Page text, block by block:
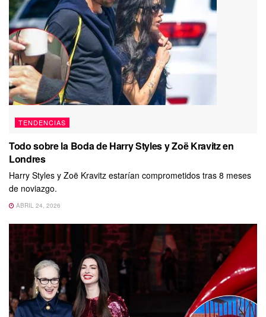
TENDENCIAS
Todo sobre la Boda de Harry Styles y Zoë Kravitz en
Londres
Harry Styles y Zoë Kravitz estarían comprometidos tras 8 meses
de noviazgo.
ABRIL 24, 2026